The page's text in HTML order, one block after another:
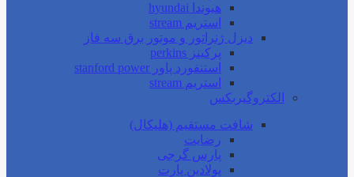
هیوندا hyundai
استریم stream
دیزل ژنراتور و موتور برق سه فاز
پرکینز perkins
استنفورد پاور stanford power
استریم stream
الکتروگیربکس
شافت مستقیم (هلیکال)
رضایت
پارس گرجی
پولادین پارت